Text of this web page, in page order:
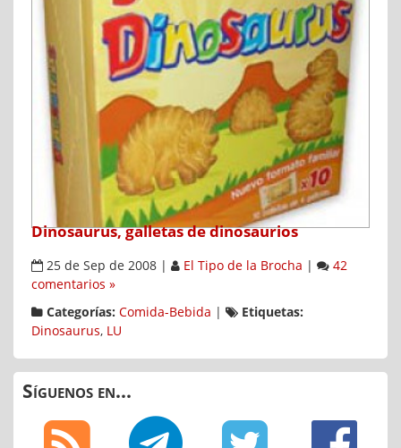
Dinosaurus, galletas de dinosaurios
25 de Sep de 2008 | El Tipo de la Brocha |
42
comentarios »
Categorías: Comida-Bebida |
Etiquetas:
Dinosaurus, LU
Síguenos en...